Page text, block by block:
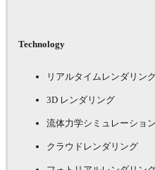
Technology
リアルタイムレンダリン
3D レンダリング
流体力学シミュレーション
クラウドレンダリング